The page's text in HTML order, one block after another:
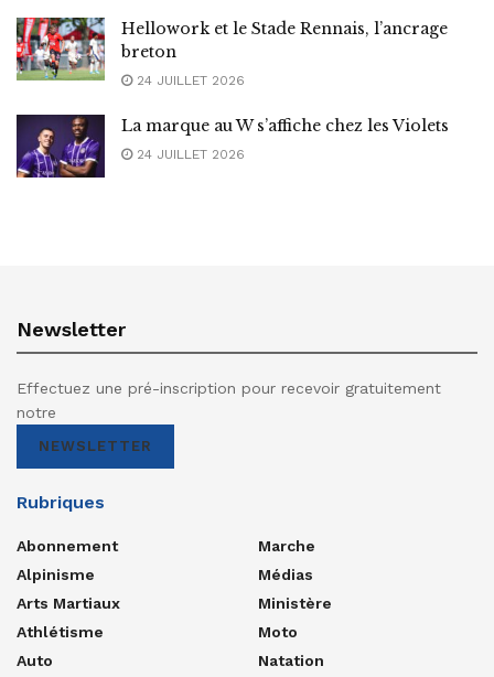
Hellowork et le Stade Rennais, l’ancrage
breton
24 JUILLET 2026
La marque au W s’affiche chez les Violets
24 JUILLET 2026
Newsletter
Effectuez une pré-inscription pour recevoir gratuitement
notre
NEWSLETTER
Rubriques
Abonnement
Alpinisme
Arts Martiaux
Athlétisme
Auto
Marche
Médias
Ministère
Moto
Natation